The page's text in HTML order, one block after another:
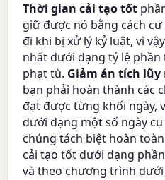
Thời gian cải tạo tốt
giữ được nó bằng cách
đi khi bị xử lý kỷ luật, vì
nhất dưới dạng tỷ lệ
phạt tù. Giảm án tích lũy
bạn phải hoàn thành các
đạt được từng khối ngày,
dưới dạng một số ngày
chúng tách biệt hoàn
cải tạo tốt dưới dạng
và theo chương trình